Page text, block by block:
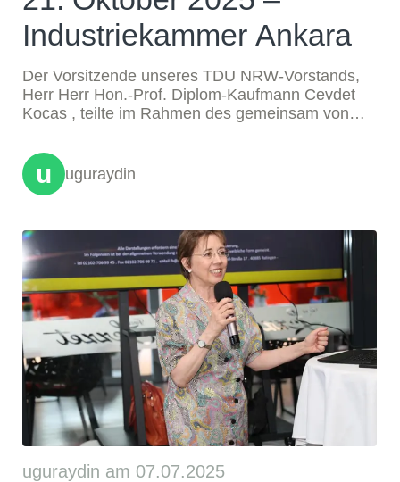
Industriekammer Ankara
Der Vorsitzende unseres TDU NRW-Vorstands,
Herr Herr Hon.-Prof. Diplom-Kaufmann Cevdet
Kocas , teilte im Rahmen des gemeinsam von
„Investitions- und Handelsmöglichkeiten in
Düsseldorf“ umfassende Informationen für
türkische Investoren, die in den deutschen Markt
u uguraydin
uguraydin am 07.07.2025